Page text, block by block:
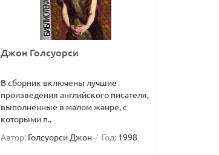
Джон Голсуорси
В сборник включены лучшие
произведения английского писателя,
выполненные в малом жанре, с
которыми п..
Автор: Голсуорси Джон Год: 1998